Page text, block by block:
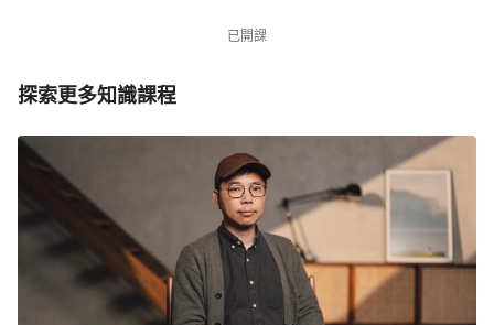
已開課
探索更多知識課程